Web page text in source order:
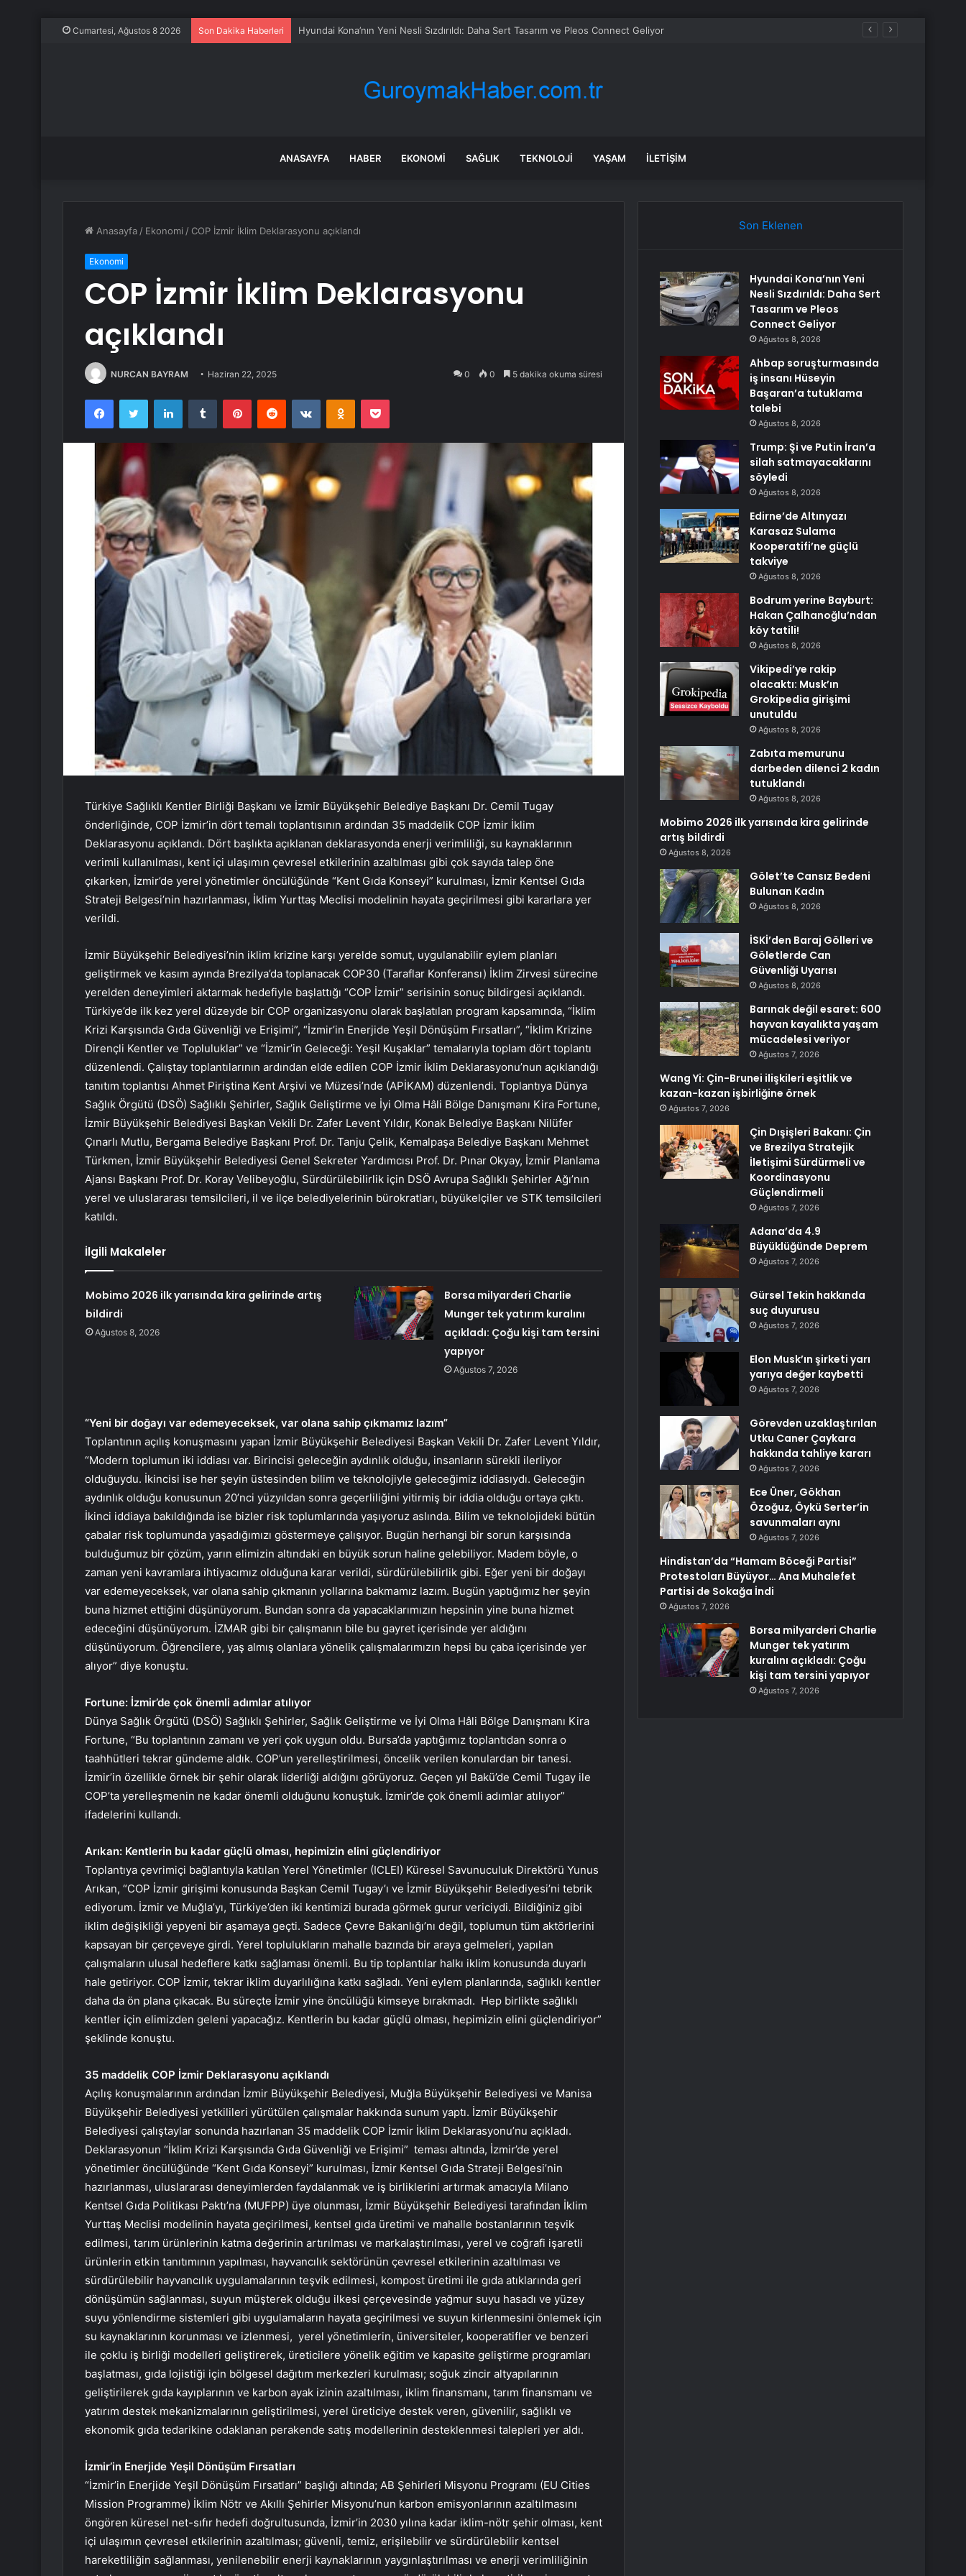
Cumartesi, Ağustos 8 2026 Son Dakika Haberleri Ahbap soruşturmasında iş insanı Hüseyin Başaran’a tutuklama talebi
ANASAYFA HABER EKONOMI SAĞLIK TEKNOLOJI YAŞAM İLETIŞIM
Anasayfa / Ekonomi / COP İzmir İklim Deklarasyonu açıklandı
Ekonomi
COP İzmir İklim Deklarasyonu
açıklandı
NURCAN BAYRAM Haziran 22, 2025 0 0 5 dakika okuma süresi
FacebookTwitter LinkedInTumblr PinterestReddit VKontakteOdnoklassniki
Pocket
Türkiye Sağlıklı Kentler Birliği Başkanı ve İzmir Büyükşehir Belediye Başkanı Dr. Cemil Tugay
önderliğinde, COP İzmir’in dört temalı toplantısının ardından 35 maddelik COP İzmir İklim
Deklarasyonu açıklandı. Dört başlıkta açıklanan deklarasyonda enerji verimliliği, su kaynaklarının
verimli kullanılması, kent içi ulaşımın çevresel etkilerinin azaltılması gibi çok sayıda talep öne
çıkarken, İzmir’de yerel yönetimler öncülüğünde “Kent Gıda Konseyi” kurulması, İzmir Kentsel Gıda
Strateji Belgesi’nin hazırlanması, İklim Yurttaş Meclisi modelinin hayata geçirilmesi gibi kararlara yer
verildi.
İzmir Büyükşehir Belediyesi’nin iklim krizine karşı yerelde somut, uygulanabilir eylem planları
geliştirmek ve kasım ayında Brezilya’da toplanacak COP30 (Taraflar Konferansı) İklim Zirvesi sürecine
yerelden deneyimleri aktarmak hedefiyle başlattığı “COP İzmir” serisinin sonuç bildirgesi açıklandı.
Türkiye’de ilk kez yerel düzeyde bir COP organizasyonu olarak başlatılan program kapsamında, “İklim
Krizi Karşısında Gıda Güvenliği ve Erişimi”, “İzmir’in Enerjide Yeşil Dönüşüm Fırsatları”, “İklim Krizine
Dirençli Kentler ve Topluluklar” ve “İzmir’in Geleceği: Yeşil Kuşaklar” temalarıyla toplam dört toplantı
düzenlendi. Çalıştay toplantılarının ardından elde edilen COP İzmir İklim Deklarasyonu’nun açıklandığı
tanıtım toplantısı Ahmet Piriştina Kent Arşivi ve Müzesi’nde (APİKAM) düzenlendi. Toplantıya Dünya
Sağlık Örgütü (DSÖ) Sağlıklı Şehirler, Sağlık Geliştirme ve İyi Olma Hâli Bölge Danışmanı Kira Fortune,
İzmir Büyükşehir Belediyesi Başkan Vekili Dr. Zafer Levent Yıldır, Konak Belediye Başkanı Nilüfer
Çınarlı Mutlu, Bergama Belediye Başkanı Prof. Dr. Tanju Çelik, Kemalpaşa Belediye Başkanı Mehmet
Türkmen, İzmir Büyükşehir Belediyesi Genel Sekreter Yardımcısı Prof. Dr. Pınar Okyay, İzmir Planlama
Ajansı Başkanı Prof. Dr. Koray Velibeyoğlu, Sürdürülebilirlik için DSÖ Avrupa Sağlıklı Şehirler Ağı’nın
yerel ve uluslararası temsilcileri, il ve ilçe belediyelerinin bürokratları, büyükelçiler ve STK temsilcileri
katıldı.
İlgili Makaleler
Mobimo 2026 ilk yarısında kira gelirinde artış
bildirdi
Ağustos 8, 2026
Borsa milyarderi Charlie
Munger tek yatırım kuralını
açıkladı: Çoğu kişi tam tersini
yapıyor
Ağustos 7, 2026
“Yeni bir doğayı var edemeyeceksek, var olana sahip çıkmamız lazım”
Toplantının açılış konuşmasını yapan İzmir Büyükşehir Belediyesi Başkan Vekili Dr. Zafer Levent Yıldır,
“Modern toplumun iki iddiası var. Birincisi geleceğin aydınlık olduğu, insanların sürekli ilerliyor
olduğuydu. İkincisi ise her şeyin üstesinden bilim ve teknolojiyle geleceğimiz iddiasıydı. Geleceğin
aydınlık olduğu konusunun 20’nci yüzyıldan sonra geçerliliğini yitirmiş bir iddia olduğu ortaya çıktı.
İkinci iddiaya bakıldığında ise bizler risk toplumlarında yaşıyoruz aslında. Bilim ve teknolojideki bütün
çabalar risk toplumunda yaşadığımızı göstermeye çalışıyor. Bugün herhangi bir sorun karşısında
bulduğumuz bir çözüm, yarın elimizin altındaki en büyük sorun haline gelebiliyor. Madem böyle, o
zaman yeni kavramlara ihtiyacımız olduğuna karar verildi, sürdürülebilirlik gibi. Eğer yeni bir doğayı
var edemeyeceksek, var olana sahip çıkmanın yollarına bakmamız lazım. Bugün yaptığımız her şeyin
buna hizmet ettiğini düşünüyorum. Bundan sonra da yapacaklarımızın hepsinin yine buna hizmet
edeceğini düşünüyorum. İZMAR gibi bir çalışmanın bile bu gayret içerisinde yer aldığını
düşünüyorum. Öğrencilere, yaş almış olanlara yönelik çalışmalarımızın hepsi bu çaba içerisinde yer
alıyor” diye konuştu.
Fortune: İzmir’de çok önemli adımlar atılıyor
Dünya Sağlık Örgütü (DSÖ) Sağlıklı Şehirler, Sağlık Geliştirme ve İyi Olma Hâli Bölge Danışmanı Kira
Fortune, “Bu toplantının zamanı ve yeri çok uygun oldu. Bursa’da yaptığımız toplantıdan sonra o
taahhütleri tekrar gündeme aldık. COP’un yerelleştirilmesi, öncelik verilen konulardan bir tanesi.
İzmir’in özellikle örnek bir şehir olarak liderliği aldığını görüyoruz. Geçen yıl Bakü’de Cemil Tugay ile
COP’ta yerelleşmenin ne kadar önemli olduğunu konuştuk. İzmir’de çok önemli adımlar atılıyor”
ifadelerini kullandı.
Arıkan: Kentlerin bu kadar güçlü olması, hepimizin elini güçlendiriyor
Toplantıya çevrimiçi bağlantıyla katılan Yerel Yönetimler (ICLEI) Küresel Savunuculuk Direktörü Yunus
Arıkan, “COP İzmir girişimi konusunda Başkan Cemil Tugay’ı ve İzmir Büyükşehir Belediyesi’ni tebrik
ediyorum. İzmir ve Muğla’yı, Türkiye’den iki kentimizi burada görmek gurur vericiydi. Bildiğiniz gibi
iklim değişikliği yepyeni bir aşamaya geçti. Sadece Çevre Bakanlığı’nı değil, toplumun tüm aktörlerini
kapsayan bir çerçeveye girdi. Yerel toplulukların mahalle bazında bir araya gelmeleri, yapılan
çalışmaların ulusal hedeflere katkı sağlaması önemli. Bu tip toplantılar halkı iklim konusunda duyarlı
hale getiriyor. COP İzmir, tekrar iklim duyarlılığına katkı sağladı. Yeni eylem planlarında, sağlıklı kentler
daha da ön plana çıkacak. Bu süreçte İzmir yine öncülüğü kimseye bırakmadı. Hep birlikte sağlıklı
kentler için elimizden geleni yapacağız. Kentlerin bu kadar güçlü olması, hepimizin elini güçlendiriyor”
şeklinde konuştu.
35 maddelik COP İzmir Deklarasyonu açıklandı
Açılış konuşmalarının ardından İzmir Büyükşehir Belediyesi, Muğla Büyükşehir Belediyesi ve Manisa
Büyükşehir Belediyesi yetkilileri yürütülen çalışmalar hakkında sunum yaptı. İzmir Büyükşehir
Belediyesi çalıştaylar sonunda hazırlanan 35 maddelik COP İzmir İklim Deklarasyonu’nu açıkladı.
Deklarasyonun “İklim Krizi Karşısında Gıda Güvenliği ve Erişimi” teması altında, İzmir’de yerel
yönetimler öncülüğünde “Kent Gıda Konseyi” kurulması, İzmir Kentsel Gıda Strateji Belgesi’nin
hazırlanması, uluslararası deneyimlerden faydalanmak ve iş birliklerini artırmak amacıyla Milano
Kentsel Gıda Politikası Paktı’na (MUFPP) üye olunması, İzmir Büyükşehir Belediyesi tarafından İklim
Yurttaş Meclisi modelinin hayata geçirilmesi, kentsel gıda üretimi ve mahalle bostanlarının teşvik
edilmesi, tarım ürünlerinin katma değerinin artırılması ve markalaştırılması, yerel ve coğrafi işaretli
ürünlerin etkin tanıtımının yapılması, hayvancılık sektörünün çevresel etkilerinin azaltılması ve
sürdürülebilir hayvancılık uygulamalarının teşvik edilmesi, kompost üretimi ile gıda atıklarında geri
dönüşümün sağlanması, suyun müşterek olduğu ilkesi çerçevesinde yağmur suyu hasadı ve yüzey
suyu yönlendirme sistemleri gibi uygulamaların hayata geçirilmesi ve suyun kirlenmesini önlemek için
su kaynaklarının korunması ve izlenmesi, yerel yönetimlerin, üniversiteler, kooperatifler ve benzeri
ile çoklu iş birliği modelleri geliştirerek, üreticilere yönelik eğitim ve kapasite geliştirme programları
başlatması, gıda lojistiği için bölgesel dağıtım merkezleri kurulması; soğuk zincir altyapılarının
geliştirilerek gıda kayıplarının ve karbon ayak izinin azaltılması, iklim finansmanı, tarım finansmanı ve
yatırım destek mekanizmalarının geliştirilmesi, yerel üreticiye destek veren, güvenilir, sağlıklı ve
ekonomik gıda tedarikine odaklanan perakende satış modellerinin desteklenmesi talepleri yer aldı.
İzmir’in Enerjide Yeşil Dönüşüm Fırsatları
“İzmir’in Enerjide Yeşil Dönüşüm Fırsatları” başlığı altında; AB Şehirleri Misyonu Programı (EU Cities
Mission Programme) İklim Nötr ve Akıllı Şehirler Misyonu’nun karbon emisyonlarının azaltılmasını
öngören küresel net-sıfır hedefi doğrultusunda, İzmir’in 2030 yılına kadar iklim-nötr şehir olması, kent
içi ulaşımın çevresel etkilerinin azaltılması; güvenli, temiz, erişilebilir ve sürdürülebilir kentsel
hareketliliğin sağlanması, yenilenebilir enerji kaynaklarının yaygınlaştırılması ve enerji verimliliğinin
Son Eklenen
Hyundai Kona’nın Yeni
Nesli Sızdırıldı: Daha Sert
Tasarım ve Pleos
Connect Geliyor
Ağustos 8, 2026
Ahbap soruşturmasında
iş insanı Hüseyin
Başaran’a tutuklama
talebi
Ağustos 8, 2026
Trump: Şi ve Putin İran’a
silah satmayacaklarını
söyledi
Ağustos 8, 2026
Edirne’de Altınyazı
Karasaz Sulama
Kooperatifi’ne güçlü
takviye
Ağustos 8, 2026
Bodrum yerine Bayburt:
Hakan Çalhanoğlu’ndan
köy tatili!
Ağustos 8, 2026
Vikipedi’ye rakip
olacaktı: Musk’ın
Grokipedia girişimi
unutuldu
Ağustos 8, 2026
Zabıta memurunu
darbeden dilenci 2 kadın
tutuklandı
Ağustos 8, 2026
Mobimo 2026 ilk yarısında kira gelirinde
artış bildirdi
Ağustos 8, 2026
Gölet’te Cansız Bedeni
Bulunan Kadın
Ağustos 8, 2026
İSKİ’den Baraj Gölleri ve
Göletlerde Can
Güvenliği Uyarısı
Ağustos 8, 2026
Barınak değil esaret: 600
hayvan kayalıkta yaşam
mücadelesi veriyor
Ağustos 7, 2026
Wang Yi: Çin-Brunei ilişkileri eşitlik ve
kazan-kazan işbirliğine örnek
Ağustos 7, 2026
Çin Dışişleri Bakanı: Çin
ve Brezilya Stratejik
İletişimi Sürdürmeli ve
Koordinasyonu
Güçlendirmeli
Ağustos 7, 2026
Adana’da 4.9
Büyüklüğünde Deprem
Ağustos 7, 2026
Gürsel Tekin hakkında
suç duyurusu
Ağustos 7, 2026
Elon Musk’ın şirketi yarı
yarıya değer kaybetti
Ağustos 7, 2026
Görevden uzaklaştırılan
Utku Caner Çaykara
hakkında tahliye kararı
Ağustos 7, 2026
Ece Üner, Gökhan
Özoğuz, Öykü Serter’in
savunmaları aynı
Ağustos 7, 2026
Hindistan’da “Hamam Böceği Partisi”
Protestoları Büyüyor… Ana Muhalefet
Partisi de Sokağa İndi
Ağustos 7, 2026
Borsa milyarderi Charlie
Munger tek yatırım
kuralını açıkladı: Çoğu
kişi tam tersini yapıyor
Ağustos 7, 2026